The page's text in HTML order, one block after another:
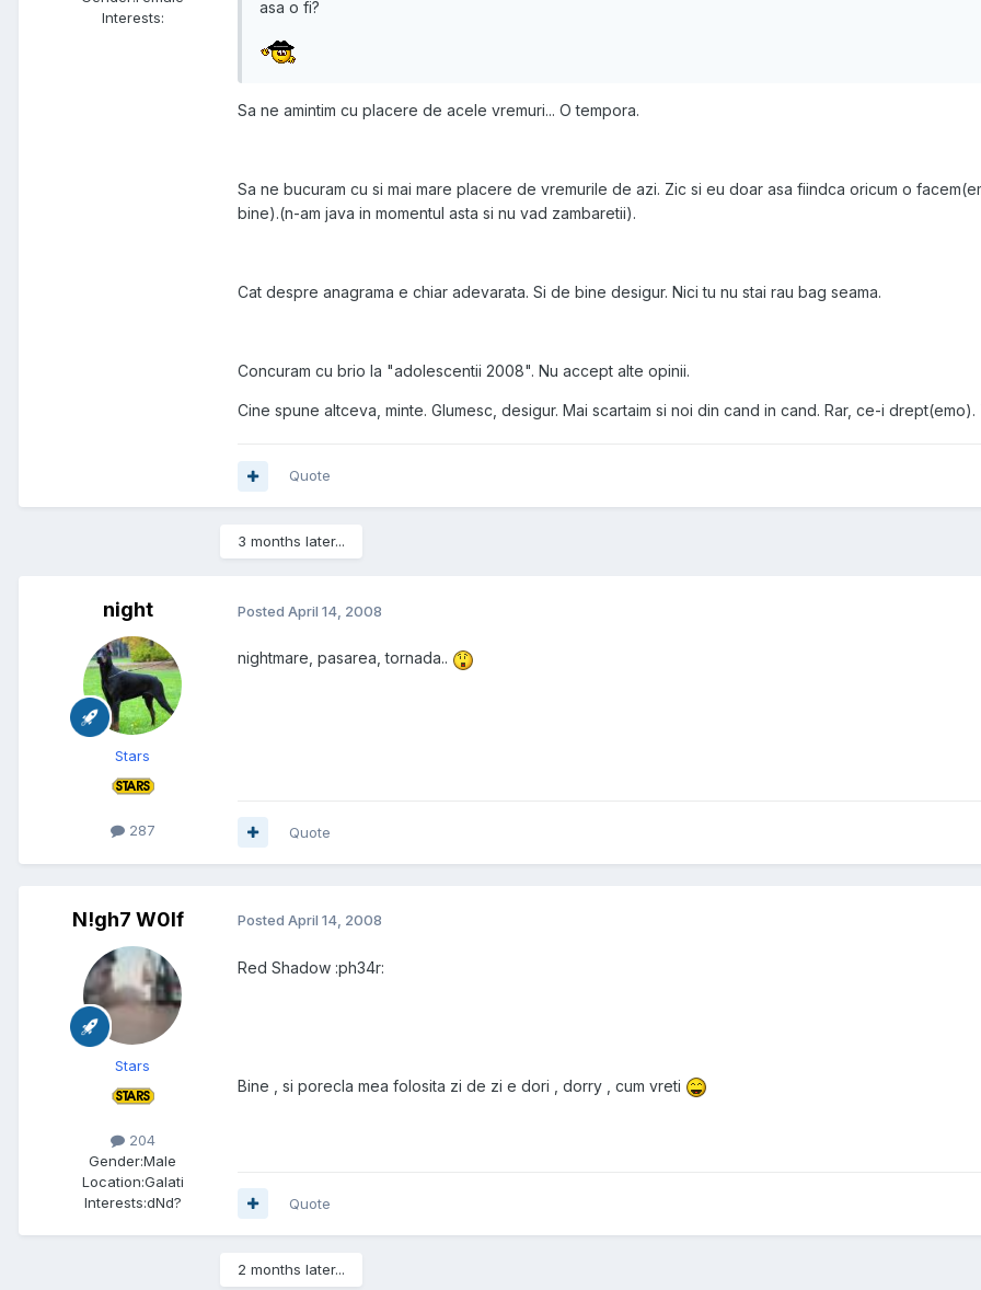
Interests:
asa o fi?
Sa ne amintim cu placere de acele vremuri... O tempora.
Sa ne bucuram cu si mai mare placere de vremurile de azi. Zic si eu doar asa fiindca oricum o
bine).(n-am java in momentul asta si nu vad zambaretii).
Cat despre anagrama e chiar adevarata. Si de bine desigur. Nici tu nu stai rau bag seama.
Concuram cu brio la "adolescentii 2008". Nu accept alte opinii.
Cine spune altceva, minte. Glumesc, desigur. Mai scartaim si noi din cand in cand. Rar, ce-i drept(emo).
Quote
3 months later...
night
Stars
287
Posted April 14, 2008
nightmare, pasarea, tornada..
Quote
N!gh7 W0lf
Stars
204
Gender:Male
Location:Galati
Interests:dNd?
Posted April 14, 2008
Red Shadow :ph34r:
Bine , si porecla mea folosita zi de zi e dori , dorry , cum vreti
Quote
2 months later...